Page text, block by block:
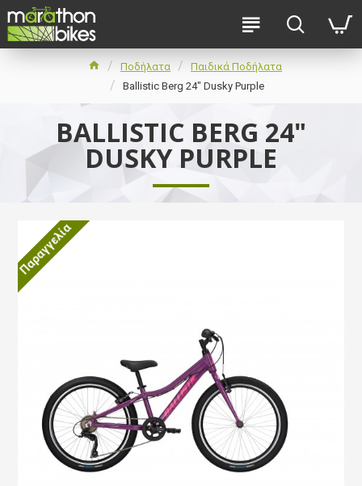
Ποδήλατα
Παιδικά Ποδήλατα
Ballistic Berg 24" Dusky Purple
BALLISTIC BERG 24"
DUSKY PURPLE
Παραγγελία